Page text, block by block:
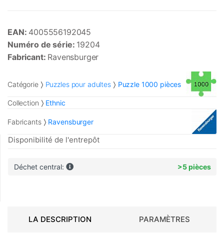
EAN: 4005556192045
Numéro de série: 19204
Fabricant: Ravensburger
Catégorie Puzzles pour adultes Puzzle 1000 pièces
Collection Ethnic
Fabricants Ravensburger
Disponibilité de l'entrepôt
Déchet central: >5 pièces
LA DESCRIPTION PARAMÈTRES